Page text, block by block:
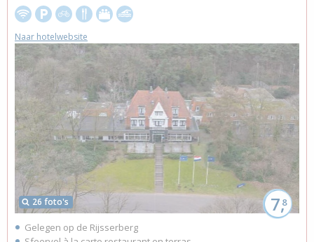
26 foto's 7,8
Naar hotelwebsite
Gelegen op de Rijsserberg